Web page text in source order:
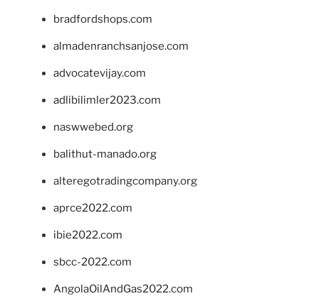
bradfordshops.com
almadenranchsanjose.com
advocatevijay.com
adlibilimler2023.com
naswwebed.org
balithut-manado.org
alteregotradingcompany.org
aprce2022.com
ibie2022.com
sbcc-2022.com
AngolaOilAndGas2022.com